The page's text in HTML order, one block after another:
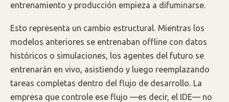
entrenamiento y producción empieza a difuminarse.
Esto representa un cambio estructural. Mientras los
modelos anteriores se entrenaban offline con datos
históricos o simulaciones, los agentes del futuro se
entrenarán en vivo, asistiendo y luego reemplazando
tareas completas dentro del flujo de desarrollo. La
empresa que controle ese flujo —es decir, el IDE— no